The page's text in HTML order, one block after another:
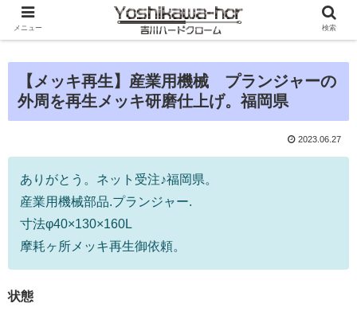
【メッキ再生】産業用機械 プランジャーの
外周を再生メッキ研磨仕上げ。福岡県
2023.06.27
ありがとう。ネット受注♪福岡県。
産業用機械部品.プランジャー.
寸法φ40×130×160L
摩耗ヶ所メッキ再生御依頼。
状態
メニュー 検索